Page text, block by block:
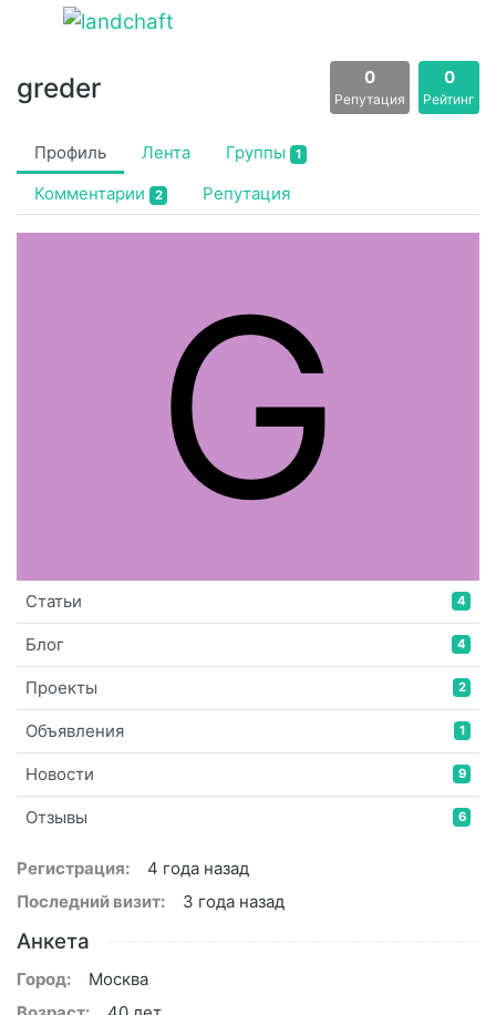
greder 0
Репутация
0
Рейтинг
Профиль Лента Группы 1
Комментарии 2 Репутация
G
Статьи 4
Блог 4
Проекты 2
Объявления 1
Новости 9
Отзывы 6
Регистрация:
4 года назад
Последний визит:
3 года назад
Анкета
Город:
Москва